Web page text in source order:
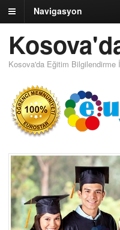
Navigasyon
Kosova'da Eğitim Bilgilendirme